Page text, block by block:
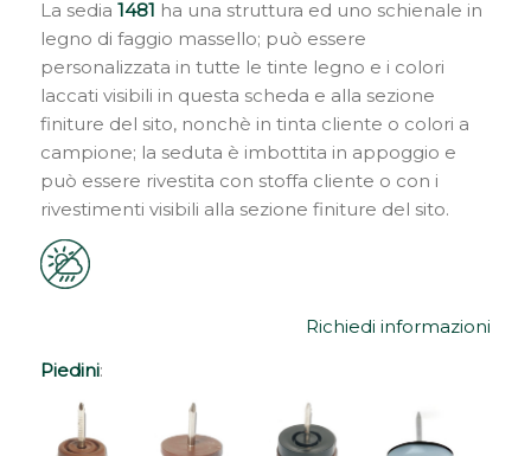
La sedia 1481 ha una struttura ed uno schienale in
legno di faggio massello; può essere
personalizzata in tutte le tinte legno e i colori
laccati visibili in questa scheda e alla sezione
finiture del sito, nonchè in tinta cliente o colori a
campione; la seduta è imbottita in appoggio e
può essere rivestita con stoffa cliente o con i
rivestimenti visibili alla sezione finiture del sito.
Richiedi informazioni
Piedini: